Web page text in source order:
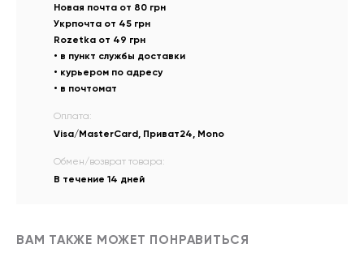
Новая почта от 80 грн
Укрпочта от 45 грн
Rozetka от 49 грн
• в пункт службы доставки
• курьером по адресу
• в почтомат
Оплата:
Visa/MasterCard, Приват24, Mono
Обмен/возврат товара:
В течение 14 дней
ВАМ ТАКЖЕ МОЖЕТ ПОНРАВИТЬСЯ